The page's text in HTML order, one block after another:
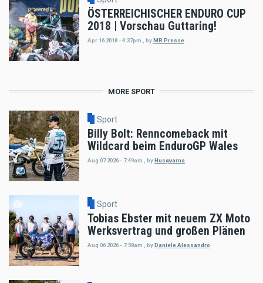
ÖSTERREICHISCHER ENDURO CUP
2018 | Vorschau Guttaring!
Apr 16 2018 - 4:37pm byMR Presse
MORE SPORT
Sport
Billy Bolt: Renncomeback mit
Wildcard beim EnduroGP Wales
Aug 07 2026 - 7:49am , byHusqvarna
Sport
Tobias Ebster mit neuem ZX Moto
Werksvertrag und großen Plänen
Aug 06 2026 - 7:58am byDaniele Alessandro